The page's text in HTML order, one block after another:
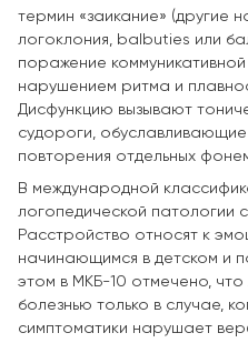
термин «заикание» (другие
логоклония, balbuties или
поражение
нарушением ритма и
Дисфункцию вызывают
судороги, обуславливающие
повторения отдельных
В международной
логопедической патологии
Расстройство относят к
начинающимся в детском и
этом в МКБ-10 отмечено,
болезнью только в случае,
симптоматики нарушает